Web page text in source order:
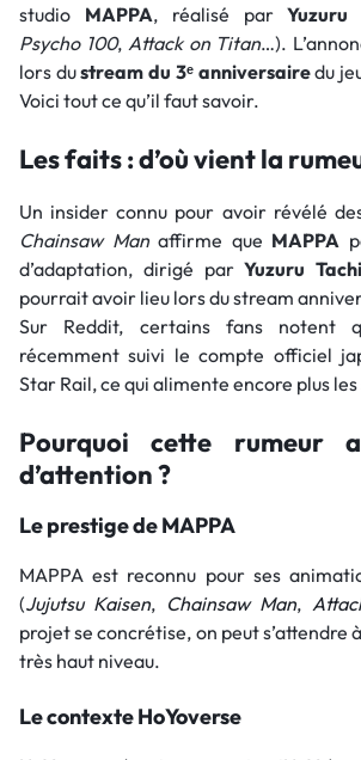
studio MAPPA, réalisé parYuzuru
Psycho 100, Attack on Titan…).
lors dustream du 3ᵉ anniversairedu
Voici tout ce qu’il faut savoir.
Les faits : d’où vient la
Un insider connu pour avoir révélé
Chainsaw Manaffirme que MAPPA
d’adaptation, dirigé parYuzuru
pourrait avoir lieu lors du stream
Sur Reddit, certains fans notent
récemment suivi le compte officiel
Star Rail, ce qui alimente encore plus
Pourquoi cette rumeur
d’attention ?
Le prestige de MAPPA
MAPPA est reconnu pour ses
(Jujutsu Kaisen, Chainsaw Man,
projet se concrétise, on peut s’attendre
très haut niveau.
Le contexte HoYoverse